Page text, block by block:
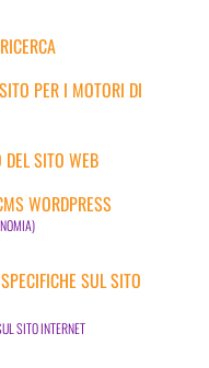
PER I MOTORI DI
DEL SITO WEB
WORDPRESS
SUL SITO
SITO INTERNET